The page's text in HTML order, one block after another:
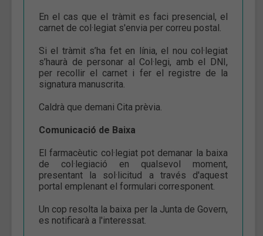
En el cas que el tràmit es faci presencial, el
carnet de col·legiat s'envia per correu postal.
Si el tràmit s’ha fet en línia, el nou col·legiat
s’haurà de personar al Col·legi, amb el DNI,
per recollir el carnet i fer el registre de la
signatura manuscrita.
Caldrà que demani Cita prèvia.
Comunicació de Baixa
El farmacèutic col·legiat pot demanar la baixa
de col·legiació en qualsevol moment,
presentant la sol·licitud a través d'aquest
portal emplenant el formulari corresponent.
Un cop resolta la baixa per la Junta de Govern,
es notificarà a l'interessat.